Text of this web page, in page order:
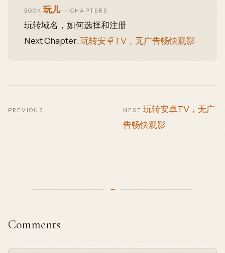
BOOK 玩儿— CHAPTERS
玩转域名，如何选择和注册
Next Chapter: 玩转安卓TV，无广告畅快观影
PREVIOUS NEXT 玩转安卓TV，无广
告畅快观影
Comments